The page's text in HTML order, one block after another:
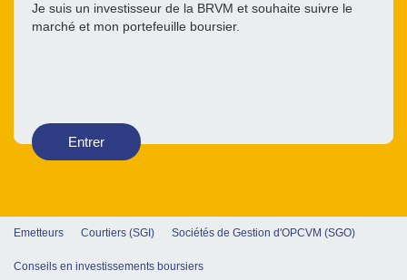
Je suis un investisseur de la BRVM et souhaite suivre le
marché et mon portefeuille boursier.
Entrer
Emetteurs Courtiers (SGI) Sociétés de Gestion d'OPCVM (SGO)
Conseils en investissements boursiers